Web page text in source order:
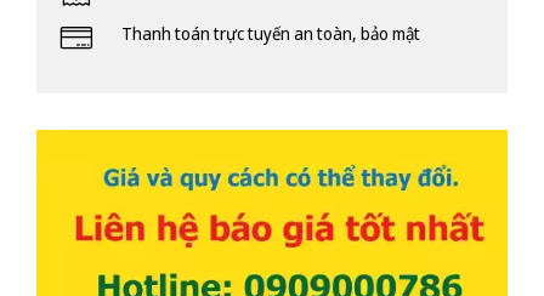
Thanh toán trực tuyến an toàn, bảo mật